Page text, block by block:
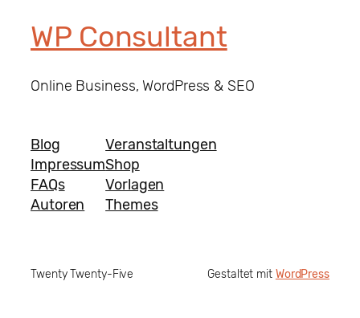
WP Consultant
Online Business, WordPress & SEO
Blog
Impressum
FAQs
Autoren
Veranstaltungen
Shop
Vorlagen
Themes
Twenty Twenty-Five Gestaltet mit WordPress